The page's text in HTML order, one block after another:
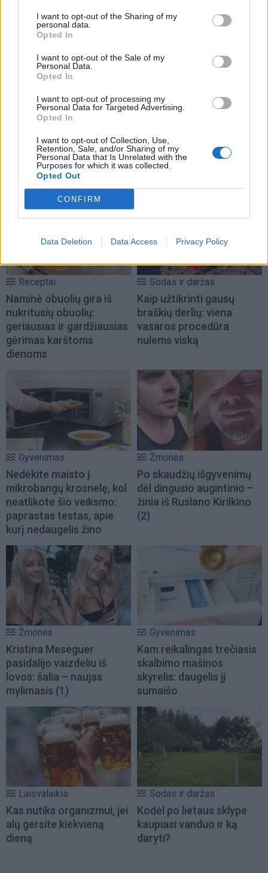
I want to opt-out of the Sharing of my
personal data.
Opted In
I want to opt-out of the Sale of my
Personal Data.
Opted In
I want to opt-out of processing my
Personal Data for Targeted Advertising.
Opted In
I want to opt-out of Collection, Use,
Retention, Sale, and/or Sharing of my
Personal Data that Is Unrelated with the
Purposes for which it was collected.
Opted Out
CONFIRM
Data Deletion Data Access Privacy Policy
TAIP PAT SKAITYKITE
Receptai
Naminė obuolių gira iš
nukritusių obuolių:
geriausias ir gardžiausias
gėrimas karštoms
dienoms
Sodas ir daržas
Kaip užtikrinti gausų
braškių derlių: viena
vasaros procedūra
nulems viską
Gyvenimas
Nedėkite maisto į
mikrobangų krosnelę, kol
neatlikote šio veiksmo:
paprastas testas, apie
kurį nedaugelis žino
Žmonės
Po skaudžių išgyvenimų
dėl dingusio augintinio –
žinia iš Ruslano Kirilkino
(2)
Žmonės
Kristina Meseguer
pasidalijo vaizdeliu iš
lovos: šalia – naujas
mylimasis (1)
Gyvenimas
Kam reikalingas trečiasis
skalbimo mašinos
skyrelis: daugelis jį
sumaišo
Laisvalaikis
Kas nutiks organizmui, jei
alų gersite kiekvieną
dieną
Sodas ir daržas
Kodėl po lietaus sklype
kaupiasi vanduo ir ką
daryti?